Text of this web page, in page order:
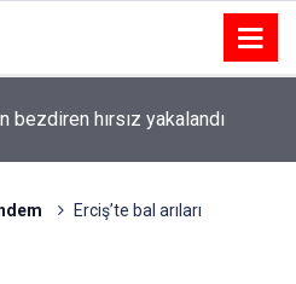
bezdiren hırsız yakalandı
Erciş’te bal arıları